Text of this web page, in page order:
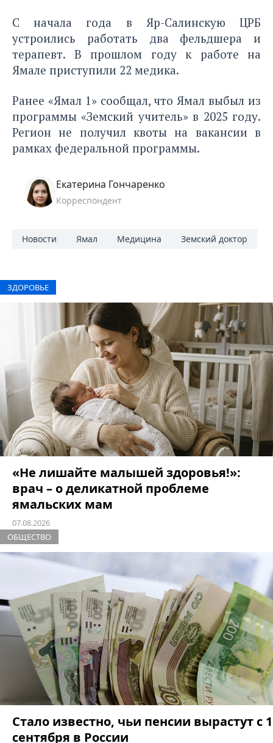
С начала года в Яр-Салинскую ЦРБ
устроились работать два фельдшера и
терапевт. В прошлом году к работе на
Ямале приступили 22 медика.
Ранее «Ямал 1» сообщал, что Ямал выбыл из
программы«Земский учитель»в 2025 году.
Регион не получил квоты на вакансии в
рамках федеральной программы.
Екатерина Гончаренко
Корреспондент
Новости Ямал Медицина Земский доктор
ЗДОРОВЬЕ
«Не лишайте малышей здоровья!»:
врач – о деликатной проблеме
ямальских мам
07.08.2026
ОБЩЕСТВО
Стало известно, чьи пенсии вырастут с 1
сентября в России